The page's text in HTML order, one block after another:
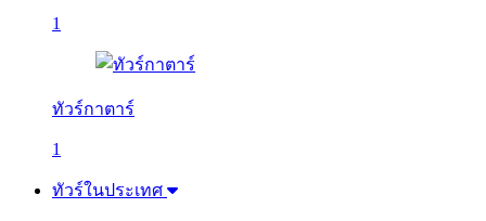
1
ทัวร์กาตาร์
1
ทัวร์ในประเทศ